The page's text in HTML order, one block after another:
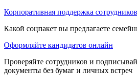
Корпоративная поддержка сотрудников
Какой соцпакет вы предлагаете
Оформляйте кандидатов онлайн
Проверяйте сотрудников и
документы без бумаг и личных встреч